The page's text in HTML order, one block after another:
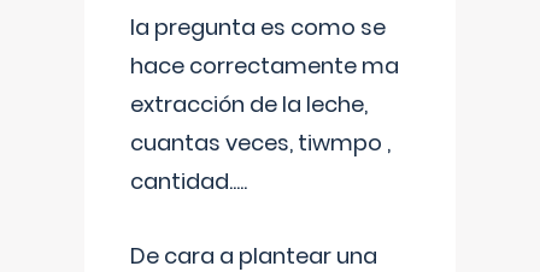
la pregunta es como se
hace correctamente ma
extracción de la leche,
cuantas veces, tiwmpo ,
cantidad.....
De cara a plantear una